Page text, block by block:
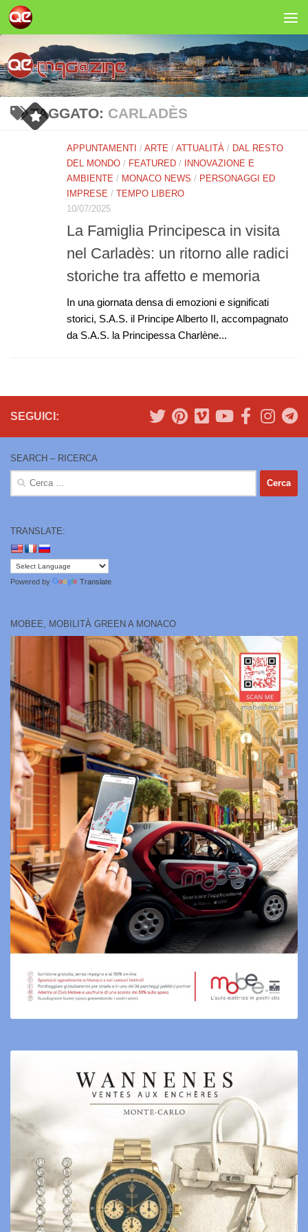
Salta al contenuto
TAGGATO: CARLADÈS
APPUNTAMENTI / ARTE / ATTUALITÀ / DAL RESTO
DEL MONDO / FEATURED /
INNOVAZIONE E
AMBIENTE / MONACO NEWS / PERSONAGGI ED
IMPRESE / TEMPO LIBERO
10/07/2025
La Famiglia Principesca in visita
nel Carladès: un ritorno alle radici
storiche tra affetto e memoria
In una giornata densa di emozioni e significati
storici, S.A.S. il Principe Alberto II, accompagnato
da S.A.S. la Principessa Charlène...
SEGUICI:
SEARCH – RICERCA
Ricerca
TRANSLATE:
Powered by Translate
MOBEE, MOBILITÀ GREEN A MONACO